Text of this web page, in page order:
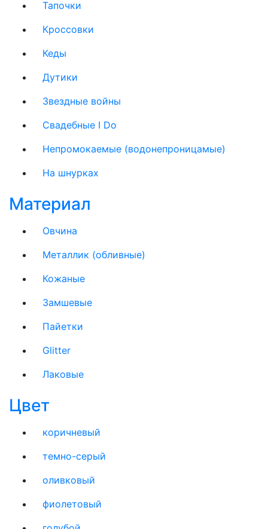
Тапочки
Кроссовки
Кеды
Дутики
Звездные войны
Свадебные I Do
Непромокаемые (водонепроницамые)
На шнурках
Материал
Овчина
Металлик (обливные)
Кожаные
Замшевые
Пайетки
Glitter
Лаковые
Цвет
коричневый
темно-серый
оливковый
фиолетовый